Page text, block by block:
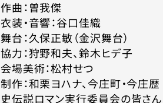
作曲：曽我傑
衣装・音響：谷口佳織
舞台：久保正敏（金沢舞台）
協力：狩野和夫、鈴木ヒデ子
会場美術：松村せつ
制作：和栗ヨハナ、今庄町・今庄歴
史伝説ロマン実行委員会の皆さん